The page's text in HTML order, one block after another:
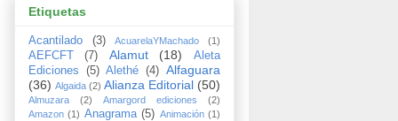
Etiquetas
Acantilado (3) AcuarelaYMachado (1)
AEFCFT (7) Alamut (18)
Aleta
Ediciones
(5) Alethé (4) Alfaguara
(36) Algaida (2) Alianza Editorial (50)
Almuzara (2) Amargord ediciones
(2)
Amazon (1) Anagrama (5) Animación (1)